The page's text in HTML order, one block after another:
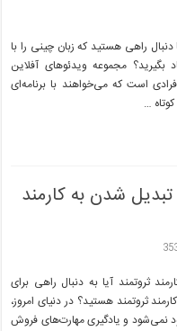
راهی هستید که زبان چینی را با
مجموعه ویدئوهای آفلاین
است که می‌خواهند با برنامه‌ای
…
شدن به کارمند
ثروتمند آیا به دنبال راهی برای
ثروتمند هستید؟ در دنیای امروز،
نمی‌شود و یادگیری مهارت‌های فروش